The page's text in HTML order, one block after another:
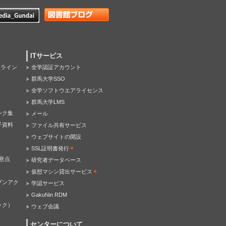
イン
ク集
資料
点
ンアク
）
ITサービス
全学認証アカウント
群馬大学SSO
全学ソフトウエアライセンス
群馬大学LMS
メール
ファイル共有サービス
ウェブサイトの開設
SSL証明書発行
研究者データベース
仮想マシン貸出サービス
学認サービス
GakuNin RDM
ウェブ会議
センターについて